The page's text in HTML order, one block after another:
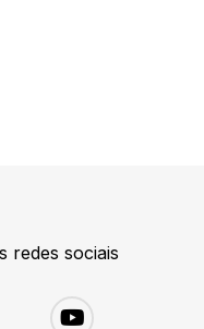
redes sociais